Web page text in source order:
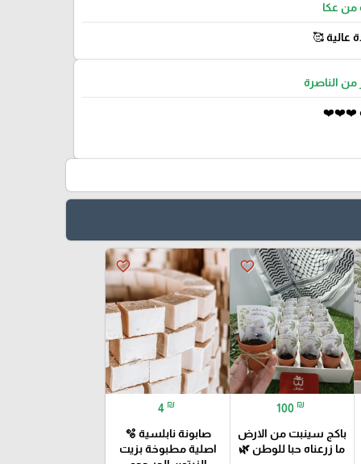
من عكا
عالية 🥰
الناصرة
❤️❤️❤️
favorite_border
100 ₪
باكج سينبت من الارض
ما زرعناه حبا للوطن 🌿
favorite_border
4 ₪
صابونة نابلسية 🫧
اصلية مطبوخة بزيت